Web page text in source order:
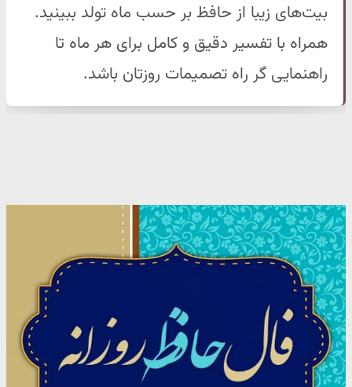
بیت‌های زیبا از حافظ بر حسب ماه تولد ببینید.
همراه با تفسیر دقیق و کامل برای هر ماه تا
راهنمایی گر راه تصمیمات روزتان باشد.